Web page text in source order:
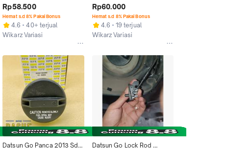
Luxury Mobil Datsun Go+
Panca
Rp58.500
Hemat s.d 8% Pakai Bonus
4.6
40+ terjual
Wikarz Variasi
Model Exlusive Mobil
Datsun Go+ Panca
Rp60.000
Hemat s.d 8% Pakai Bonus
4.6
19 terjual
Wikarz Variasi
Datsun Go Panca 2013 Sd
Datsun Go Lock Rod